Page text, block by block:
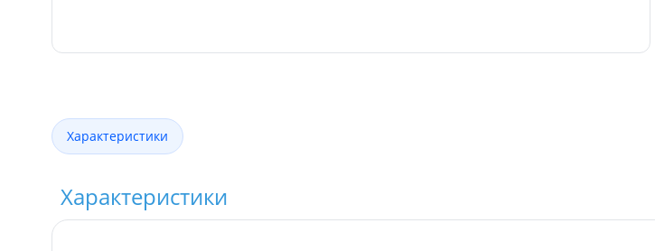
Характеристики
Характеристики